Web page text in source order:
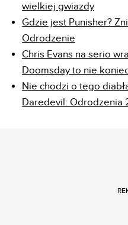
wielkiej gwiazdy
Gdzie jest Punisher?
Odrodzenie
Chris Evans na serio
Doomsday to nie
Nie chodzi o tego
Daredevil: Odrodzenia